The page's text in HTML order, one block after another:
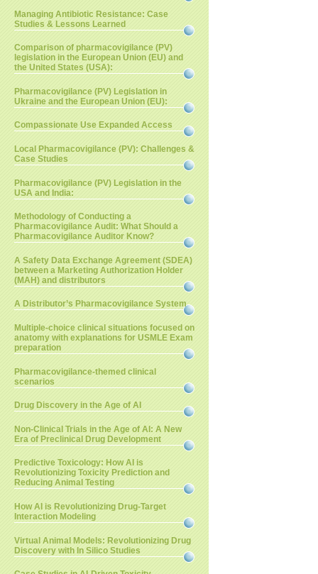
Managing Antibiotic Resistance: Case
Studies & Lessons Learned
Comparison of pharmacovigilance (PV)
legislation in the European Union (EU) and
the United States (USA):
Pharmacovigilance (PV) Legislation in
Ukraine and the European Union (EU):
Compassionate Use Expanded Access
Local Pharmacovigilance (PV): Challenges &
Case Studies
Pharmacovigilance (PV) Legislation in the
USA and India:
Methodology of Conducting a
Pharmacovigilance Audit: What Should a
Pharmacovigilance Auditor Know?
A Safety Data Exchange Agreement (SDEA)
between a Marketing Authorization Holder
(MAH) and distributors
A Distributor’s Pharmacovigilance System
Multiple-choice clinical situations focused on
anatomy with explanations for USMLE Exam
preparation
Pharmacovigilance-themed clinical
scenarios
Drug Discovery in the Age of AI
Non-Clinical Trials in the Age of AI: A New
Era of Preclinical Drug Development
Predictive Toxicology: How AI is
Revolutionizing Toxicity Prediction and
Reducing Animal Testing
How AI is Revolutionizing Drug-Target
Interaction Modeling
Virtual Animal Models: Revolutionizing Drug
Discovery with In Silico Studies